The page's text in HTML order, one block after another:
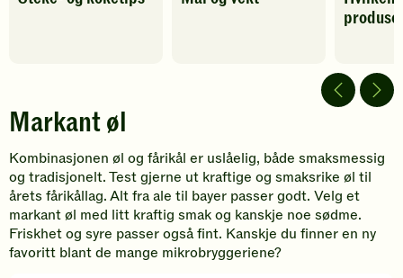
Markant øl
Kombinasjonen øl og fårikål er uslåelig, både smaksmessig
og tradisjonelt. Test gjerne ut kraftige og smaksrike øl til
årets fårikållag. Alt fra ale til bayer passer godt. Velg et
markant øl med litt kraftig smak og kanskje noe sødme.
Friskhet og syre passer også fint. Kanskje du finner en ny
favoritt blant de mange mikrobryggeriene?